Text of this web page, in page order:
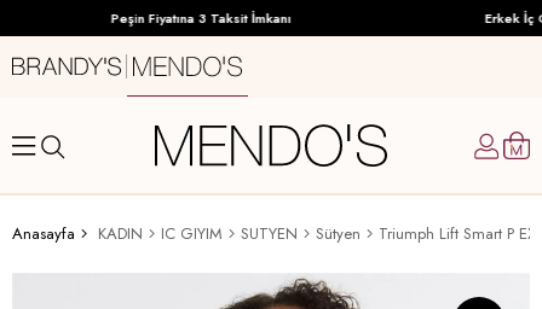
Peşin Fiyatına 3 Taksit İmkanı Erkek İç
Anasayfa KADIN IC GIYIM SUTYEN Sütyen Triumph Lift Smart P EX